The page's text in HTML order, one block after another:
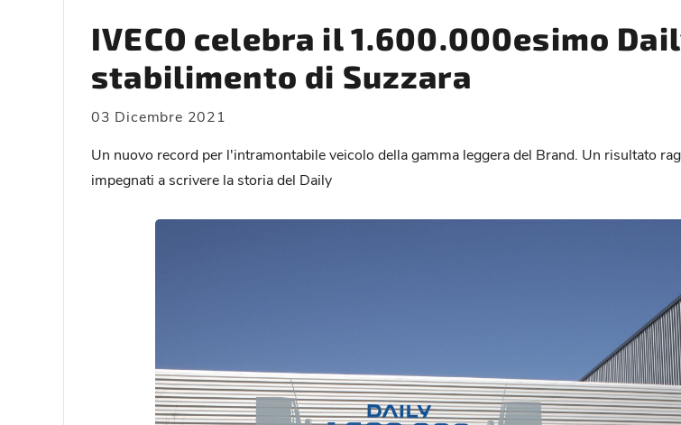
IVECO celebra il 1.600.000esimo
stabilimento di Suzzara
03 Dicembre 2021
Un nuovo record per l'intramontabile veicolo della gamma leggera del Brand. Un risultato
impegnati a scrivere la storia del Daily